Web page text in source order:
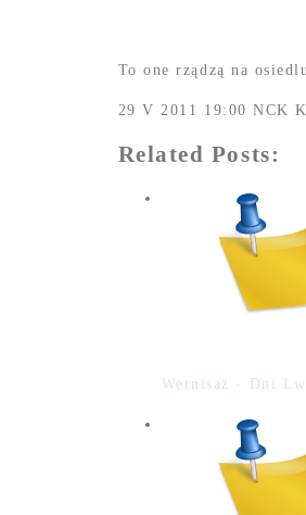
To one rządzą na
29 V 2011 19:00 NCK
Related Posts:
Wernisaż - Dni